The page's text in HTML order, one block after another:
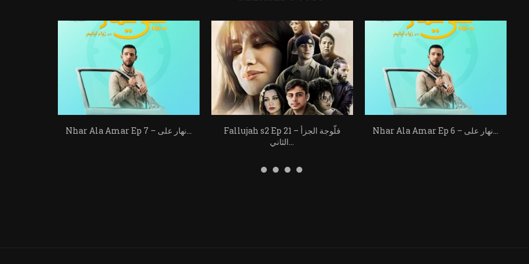
Nhar Ala Amar Ep 7 – نهار على...
Fallujah s2 Ep 21 – فلّوجة الجزأ
الثاني...
Nhar Ala Amar Ep 6 – نهار على...